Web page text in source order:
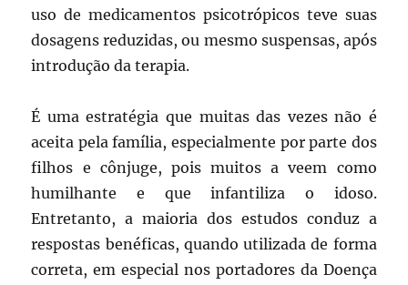
uso de medicamentos psicotrópicos teve suas
dosagens reduzidas, ou mesmo suspensas, após
introdução da terapia.
É uma estratégia que muitas das vezes não é
aceita pela família, especialmente por parte dos
filhos e cônjuge, pois muitos a veem como
humilhante e que infantiliza o idoso.
Entretanto, a maioria dos estudos conduz a
respostas benéficas, quando utilizada de forma
correta, em especial nos portadores da Doença